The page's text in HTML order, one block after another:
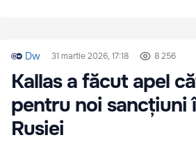
Dw 31 martie 2026, 17:18 8 256
Kallas a făcut apel
pentru noi sancțiuni
Rusiei